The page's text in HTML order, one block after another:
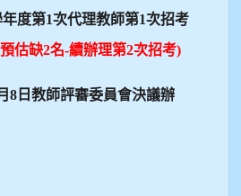
度第1次代理教師第1次招考
估缺2名-續辦理第2次招考)
8日教師評審委員會決議辦